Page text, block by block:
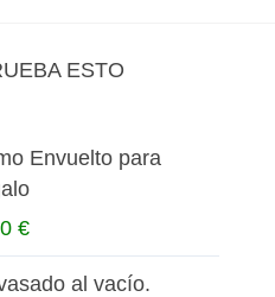
ESTO
Envuelto para
€
al vacío.